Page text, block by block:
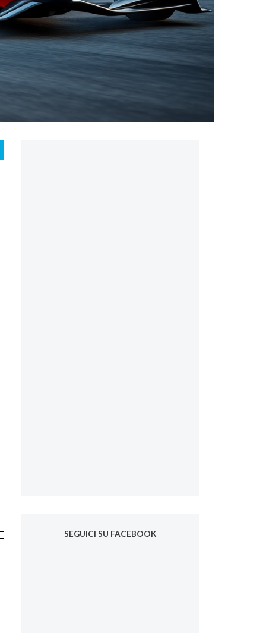
SEGUICI SU FACEBOOK